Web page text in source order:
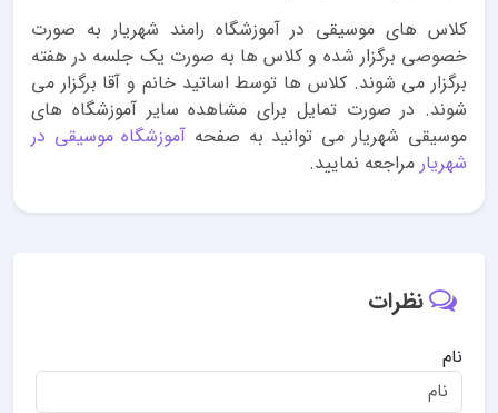
کلاس های موسیقی در آموزشگاه رامند شهریار به صورت
خصوصی برگزار شده و کلاس ها به صورت یک جلسه در هفته
برگزار می شوند. کلاس ها توسط اساتید خانم و آقا برگزار می
شوند. در صورت تمایل برای مشاهده سایر آموزشگاه های
موسیقی شهریار می توانید به صفحه آموزشگاه موسیقی در
شهریار مراجعه نمایید.
نظرات
نام